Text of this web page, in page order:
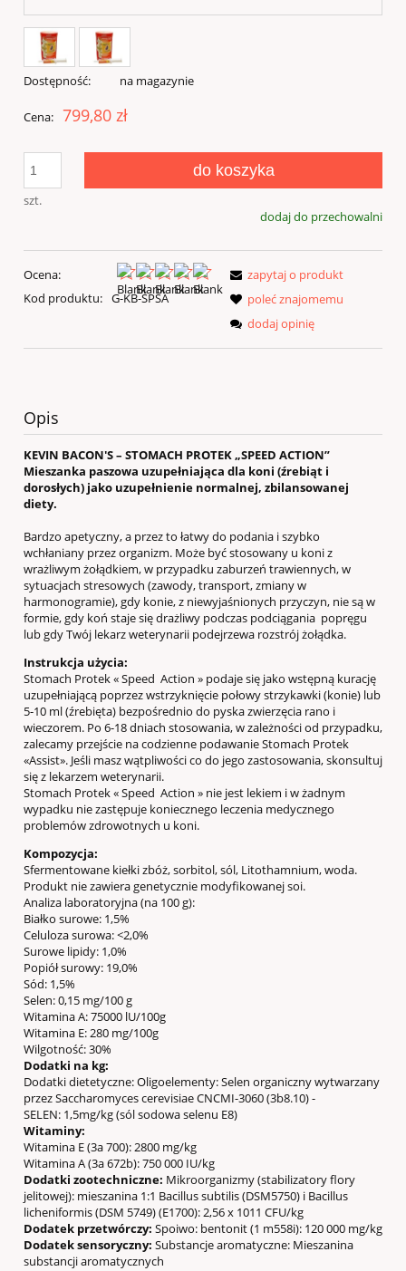
Dostępność: na magazynie
Cena: 799,80 zł
szt.
do koszyka
dodaj do przechowalni
Ocena:
Kod produktu: G-KB-SPSA
zapytaj o produkt
poleć znajomemu
dodaj opinię
Opis
KEVIN BACON'S – STOMACH PROTEK „SPEED ACTION”
Mieszanka paszowa uzupełniająca dla koni (źrebiąt i
dorosłych) jako uzupełnienie normalnej, zbilansowanej
diety.
Bardzo apetyczny, a przez to łatwy do podania i szybko
wchłaniany przez organizm. Może być stosowany u koni z
wrażliwym żołądkiem, w przypadku zaburzeń trawiennych, w
sytuacjach stresowych (zawody, transport, zmiany w
harmonogramie), gdy konie, z niewyjaśnionych przyczyn, nie są w
formie, gdy koń staje się drażliwy podczas podciągania popręgu
lub gdy Twój lekarz weterynarii podejrzewa rozstrój żołądka.
Instrukcja użycia:
Stomach Protek « Speed Action » podaje się jako wstępną kurację
uzupełniającą poprzez wstrzyknięcie połowy strzykawki (konie) lub
5-10 ml (źrebięta) bezpośrednio do pyska zwierzęcia rano i
wieczorem. Po 6-18 dniach stosowania, w zależności od przypadku,
zalecamy przejście na codzienne podawanie Stomach Protek
«Assist». Jeśli masz wątpliwości co do jego zastosowania, skonsultuj
się z lekarzem weterynarii.
Stomach Protek « Speed Action » nie jest lekiem i w żadnym
wypadku nie zastępuje koniecznego leczenia medycznego
problemów zdrowotnych u koni.
Kompozycja:
Sfermentowane kiełki zbóż, sorbitol, sól, Litothamnium, woda.
Produkt nie zawiera genetycznie modyfikowanej soi.
Analiza laboratoryjna (na 100 g):
Białko surowe: 1,5%
Celuloza surowa: <2,0%
Surowe lipidy: 1,0%
Popiół surowy: 19,0%
Sód: 1,5%
Selen: 0,15 mg/100 g
Witamina A: 75000 lU/100g
Witamina E: 280 mg/100g
Wilgotność: 30%
Dodatki na kg:
Dodatki dietetyczne: Oligoelementy: Selen organiczny wytwarzany
przez Saccharomyces cerevisiae CNCMI-3060 (3b8.10) -
SELEN: 1,5mg/kg (sól sodowa selenu E8)
Witaminy:
Witamina E (3a 700): 2800 mg/kg
Witamina A (3a 672b): 750 000 IU/kg
Dodatki zootechniczne: Mikroorganizmy (stabilizatory flory
jelitowej): mieszanina 1:1 Bacillus subtilis (DSM5750) i Bacillus
licheniformis (DSM 5749) (E1700): 2,56 x 1011 CFU/kg
Dodatek przetwórczy: Spoiwo: bentonit (1 m558i): 120 000 mg/kg
Dodatek sensoryczny: Substancje aromatyczne: Mieszanina
substancji aromatycznych